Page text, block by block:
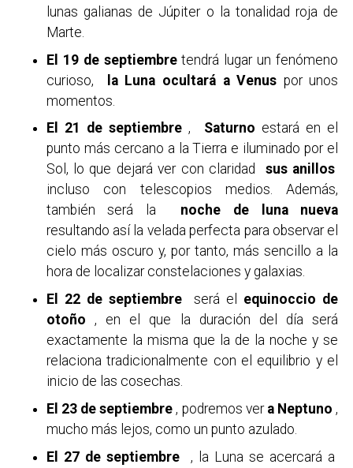
lunas galianas de Júpiter o la tonalidad roja de
Marte.
El 19 de septiembretendrá lugar un fenómeno
curioso,
la Luna ocultará a Venus por unos
momentos.
El 21 de septiembre , Saturno estará en el
punto más cercano a la Tierra e iluminado por el
Sol, lo que dejará ver con claridad sus anillos
incluso con telescopios medios. Además,
también será la noche de luna nueva
resultando así la velada perfecta para observar el
cielo más oscuro y, por tanto, más sencillo a la
hora de localizar constelaciones y galaxias.
El 22 de septiembre
será el equinoccio de
otoño , en el que la duración del día será
exactamente la misma que la de la noche y se
relaciona tradicionalmente con el equilibrio y el
inicio de las cosechas.
El 23 de septiembre , podremos ver a Neptuno ,
mucho más lejos, como un punto azulado.
El 27 de septiembre
, la Luna se acercará a